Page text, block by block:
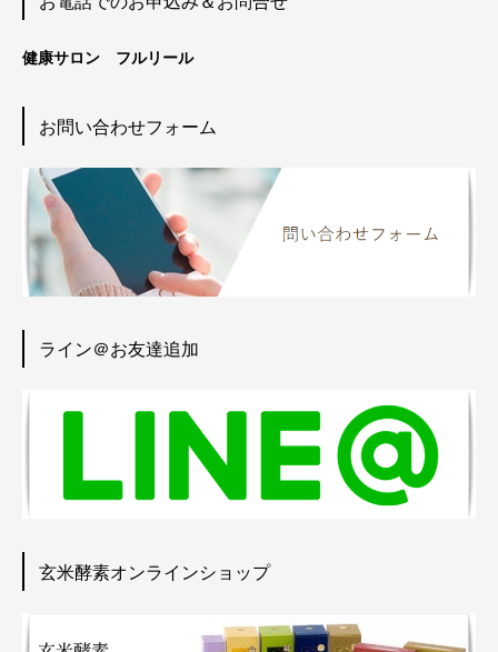
健康サロン フルリール
お問い合わせフォーム
ライン＠お友達追加
玄米酵素オンラインショップ